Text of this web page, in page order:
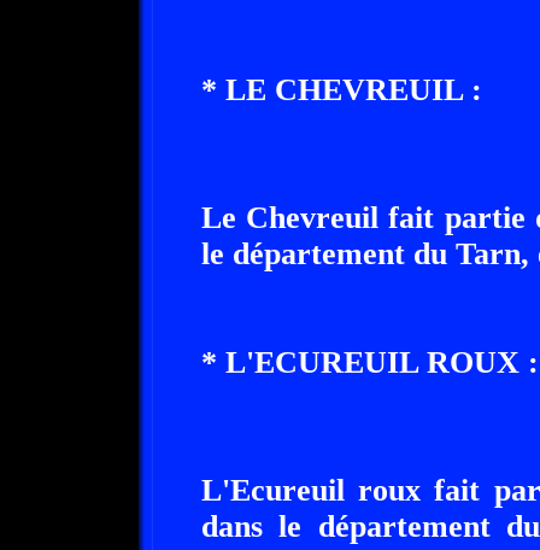
* LE CHEVREUIL :
Le Chevreuil fait partie
le département du Tarn,
* L'ECUREUIL ROUX :
L'Ecureuil roux fait
dans le département